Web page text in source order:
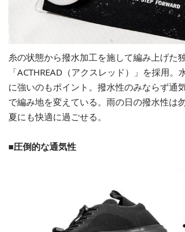
糸の状態から撥水加工を施して編み上げた
「ACTHREAD（アクスレッド）」を採用。
に強いのもポイント。撥水性のみならず通
で編み地を変えている。雨の日の撥水性は
夏にも快適に過ごせる。
■圧倒的な通気性